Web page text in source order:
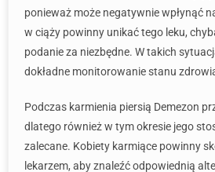
ponieważ może negatywnie wpłynąć
w ciąży powinny unikać tego leku,
podanie za niezbędne. W takich
dokładne monitorowanie stanu
Podczas karmienia piersią Demezon
dlatego również w tym okresie jego
zalecane. Kobiety karmiące powinny
lekarzem, aby znaleźć odpowiednią